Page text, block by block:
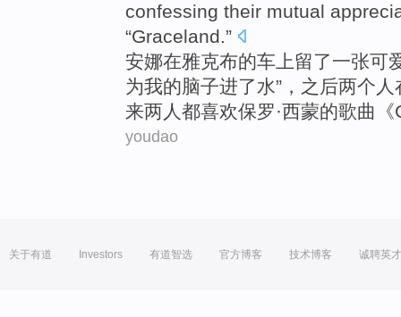
confessing their mutual
“Graceland.”
安娜在雅克布的车上留了一张可
为我的脑子进了水”， 之后两个人
来两人都喜欢保罗·西蒙的歌曲《
youdao
关于有道 Investors 有道智选 官方博客 技术博客 诚聘英才